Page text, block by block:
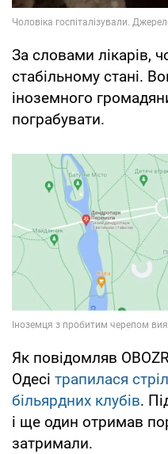
За словами лікарів,
стабільному стані.
іноземного
пограбувати.
Як повідомляв
Одесі трапилася
більярдних клубів.
і ще один отримав
затримали.